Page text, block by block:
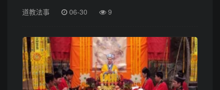
道教法事
06-30 9